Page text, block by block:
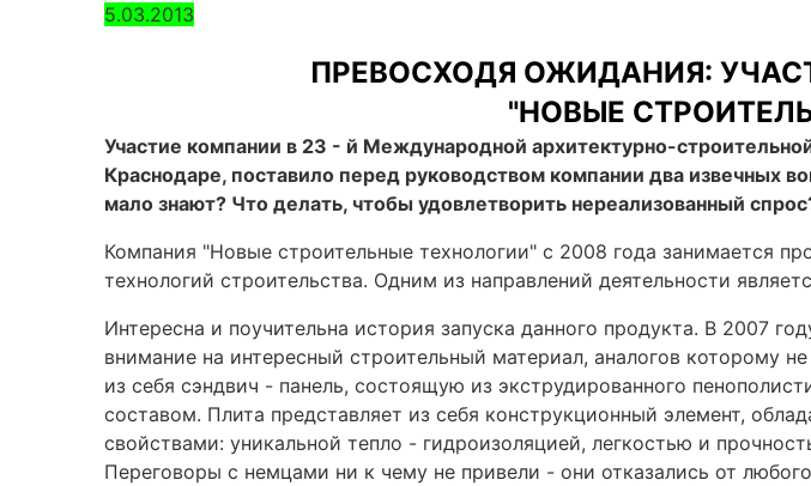
5.03.2013
ПРЕВОСХОДЯ ОЖИДАНИЯ:
"НОВЫЕ
Участие компании в 23 - й Международной архитектурно-
Краснодаре, поставило перед руководством компании два извечных
мало знают? Что делать, чтобы удовлетворить нереализованный
Компания "Новые строительные технологии" с 2008 года занимается
технологий строительства. Одним из направлений деятельности
Интересна и поучительна история запуска данного продукта. В 2007
внимание на интересный строительный материал, аналогов которому
из себя сэндвич - панель, состоящую из экструдированного
составом. Плита представляет из себя конструкционный элемент,
свойствами: уникальной тепло - гидроизоляцией, легкостью и
Переговоры с немцами ни к чему не привели - они отказались от